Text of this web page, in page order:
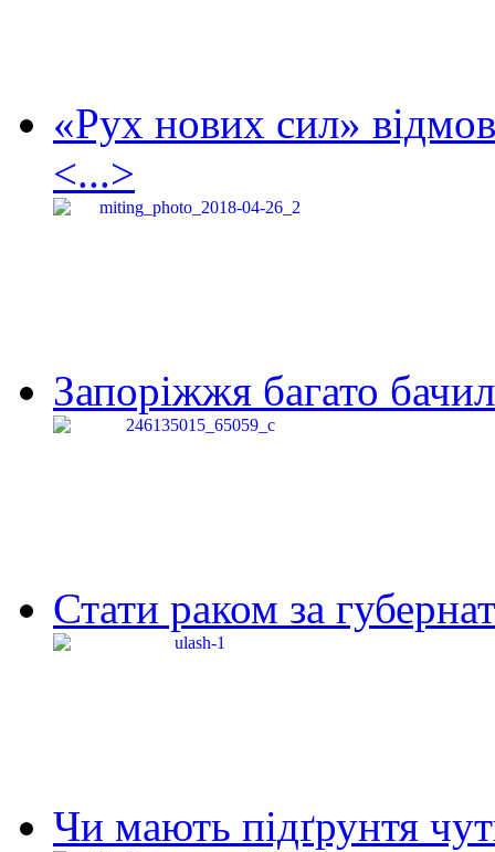
«Рух нових сил»
<...>
Запоріжжя багато
Стати раком за
Чи мають підґрунтя